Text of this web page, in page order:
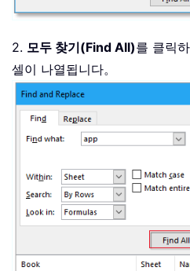
2. 모두 찾기(Find All)를 클릭
셀이 나열됩니다。